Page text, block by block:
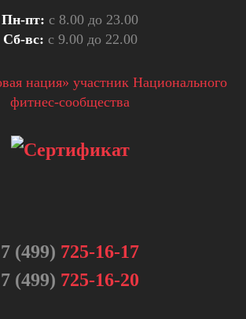
Пн-пт: с 8.00 до 23.00
Сб-вс: с 9.00 до 22.00
7 (499) 725-16-17
7 (499) 725-16-20